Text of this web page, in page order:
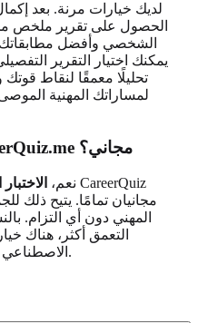
الحصول على تقرير ملخص
الشخصي وأفضل
يمكنك اختيار التقرير
تحليلًا معمقًا لنقاط
لمساراتك المهنية
هل الاختبار الذي تقدمه CareerQuiz.me مجاني؟
نعم،
مجانيان تمامًا. يتيح ذلك
المهني دون أي التزام.
التعمق أكثر، هناك
الاصطناعي يوفر تحليلًا مفصلاً وتوجيهات عملية.